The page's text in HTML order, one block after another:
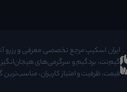
ایران اسکیپ مرجع تخصصی معرفی و رزرو
گیم‌نت، بردگیم و سرگرمی‌های
قیمت، ظرفیت و امتیاز کاربران، مناسب‌ترین